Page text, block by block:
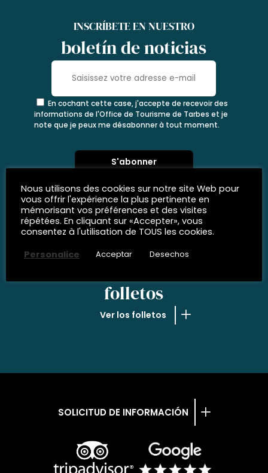
INSCRÍBETE EN NUESTRO
boletín de noticias
En cochant cette case, j'accepte de recevoir des
informations de l'Office de Tourisme de Tarbes et je
note que je peux me désabonner à tout moment.
folletos
Ver los folletos
SOLICITUD DE INFORMACIÓN
Nous utilisons des cookies sur notre site Web pour
vous offrir l'expérience la plus pertinente en
mémorisant vos préférences et des visites
répétées. En cliquant sur «Accepter», vous
consentez à l'utilisation de TOUS les cookies.
Personalice
Acceptar Desechos